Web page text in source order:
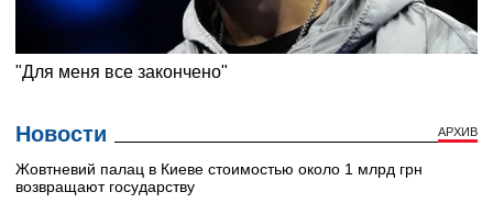
Новости АРХИВ
Жовтневий палац в Киеве стоимостью около 1 млрд грн
возвращают государству